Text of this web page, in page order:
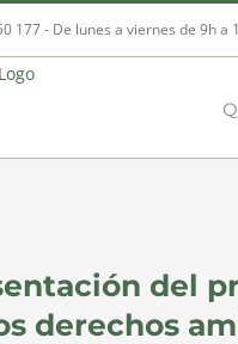
177‬ - De lunes a viernes de 9h a
del
derechos